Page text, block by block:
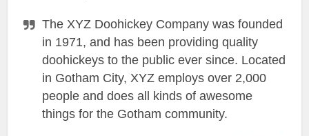
The XYZ Doohickey Company was founded
in 1971, and has been providing quality
doohickeys to the public ever since. Located
in Gotham City, XYZ employs over 2,000
people and does all kinds of awesome
things for the Gotham community.